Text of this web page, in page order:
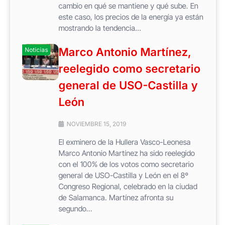
cambio en qué se mantiene y qué sube. En
este caso, los precios de la energía ya están
mostrando la tendencia...
Noticias
Marco Antonio Martínez,
reelegido como secretario
general de USO-Castilla y
León
NOVIEMBRE 15, 2019
El exminero de la Hullera Vasco-Leonesa
Marco Antonio Martínez ha sido reelegido
con el 100% de los votos como secretario
general de USO-Castilla y León en el 8º
Congreso Regional, celebrado en la ciudad
de Salamanca. Martínez afronta su
segundo...